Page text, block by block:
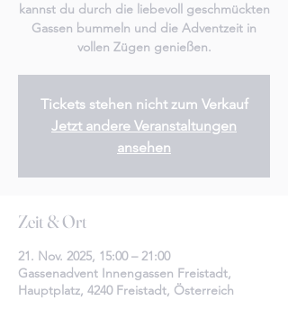
kannst du durch die liebevoll geschmückten
Gassen bummeln und die Adventzeit in
vollen Zügen genießen.
Tickets stehen nicht zum Verkauf
Jetzt andere Veranstaltungen
ansehen
Zeit & Ort
21. Nov. 2025, 15:00 – 21:00
Gassenadvent Innengassen Freistadt,
Hauptplatz, 4240 Freistadt, Österreich